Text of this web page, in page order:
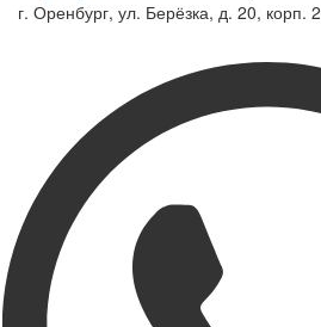
г. Оренбург, ул. Берёзка, д. 20, корп. 2